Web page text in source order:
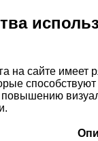
на сайте имеет
повышению